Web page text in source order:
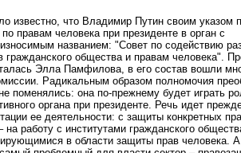
известно, что Владимир Путин своим указом
правам человека при президенте в орган с
названием: "Совет по содействию
гражданского общества и правам человека".
Элла Памфилова, в его состав вошли
Радикальным образом полномочия
поменялись: она по-прежнему будет играть
органа при президенте. Речь идет
ее деятельности: с защиты конкретных
на работу с институтами гражданского
в области защиты прав человека. А